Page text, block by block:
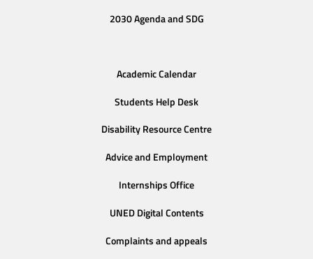
2030 Agenda and SDG
Academic Calendar
Students Help Desk
Disability Resource Centre
Advice and Employment
Internships Office
UNED Digital Contents
Complaints and appeals